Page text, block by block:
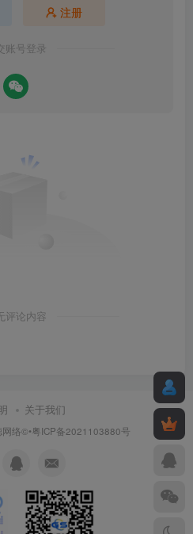
注册
账号登录
评论内容
关于我们
网络©•粤ICP备2021103880号